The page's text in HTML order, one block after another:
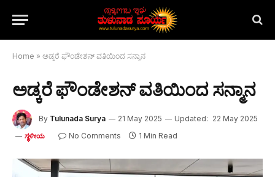
Home » ಅಡ್ಕರೆ ಫೌಂಡೇಶನ್ ವತಿಯಿಂದ ಸನ್ಮಾನ
ಅಡ್ಕರೆ ಫೌಂಡೇಶನ್ ವತಿಯಿಂದ ಸನ್ಮಾನ
By Tulunada Surya 21 May 2025 Updated: 22 May 2025
ಸ್ಥಳೀಯ No Comments 1 Min Read